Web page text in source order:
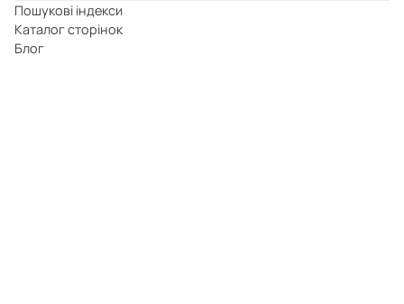
Пошукові індекси
Каталог сторінок
Блог